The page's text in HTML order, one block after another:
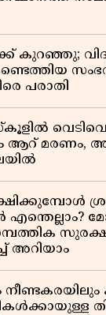
കുറഞ്ഞു;
പരാതി
ആറ് മരണം,
എന്തെല്ലാം?
അറിയാം